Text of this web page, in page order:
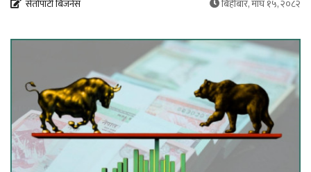
सेतोपाटी बिजनेस बिहीबार, माघ १५, २०८२